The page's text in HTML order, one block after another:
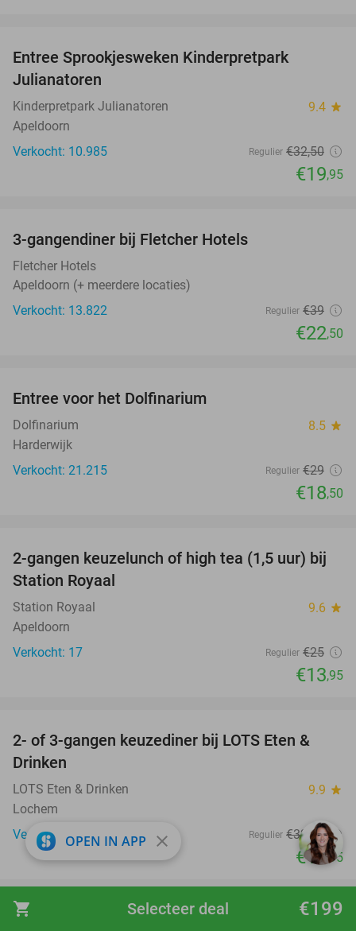
shopping_cart €199
Selecteer deal
Entree Sprookjesweken Kinderpretpark
Julianatoren
Kinderpretpark Julianatoren 9.4 star
Apeldoorn
Verkocht: 10.985
Regulier €32,50
€19,95
3-gangendiner bij Fletcher Hotels
Fletcher Hotels
Apeldoorn (+ meerdere locaties)
Verkocht: 13.822
Regulier €39
€22,50
Entree voor het Dolfinarium
Dolfinarium 8.5 star
Harderwijk
Verkocht: 21.215
Regulier €29
€18,50
44%
2-gangen keuzelunch of high tea (1,5 uur) bij
Station Royaal
Station Royaal 9.6 star
Apeldoorn
Verkocht: 17
Regulier €25
€13,95
38%
2- of 3-gangen keuzediner bij LOTS Eten &
Drinken
LOTS Eten & Drinken 9.9 star
Lochem
Verkocht: 58
Regulier €32 ,20
€19,95
favorite_border
1, 2, 3 of 4 overnachting(en) voor 2 + ontbijt +
OPEN IN APP close